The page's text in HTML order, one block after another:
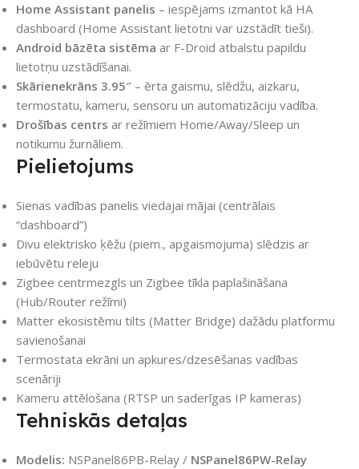
Home Assistant panelis – iespējams izmantot kā HA
dashboard (Home Assistant lietotni var uzstādīt tieši).
Android bāzēta sistēma ar F-Droid atbalstu papildu
lietotņu uzstādīšanai.
Skārienekrāns 3.95″ – ērta gaismu, slēdžu, aizkaru,
termostatu, kameru, sensoru un automatizāciju vadība.
Drošības centrs ar režīmiem Home/Away/Sleep un
notikumu žurnāliem.
Pielietojums
Sienas vadības panelis viedajai mājai (centrālais
“dashboard”)
Divu elektrisko ķēžu (piem., apgaismojuma) slēdzis ar
iebūvētu releju
Zigbee centrmezgls un Zigbee tīkla paplašināšana
(Hub/Router režīmi)
Matter ekosistēmu tilts (Matter Bridge) dažādu platformu
savienošanai
Termostata ekrāni un apkures/dzesēšanas vadības
scenāriji
Kameru attēlošana (RTSP un saderīgas IP kameras)
Tehniskās detaļas
Modelis: NSPanel86PB-Relay / NSPanel86PW-Relay